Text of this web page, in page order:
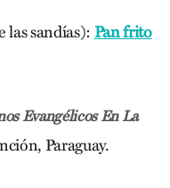
sandías): Pan frito
Evangélicos En La
Paraguay.